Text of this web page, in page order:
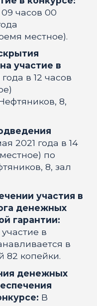
09 часов 00
местное).
участие в
года в 12 часов
8,
2021 года в 14
по
8, зал
участия в
денежных
гарантии:
в
в
82 копейки.
денежных
В